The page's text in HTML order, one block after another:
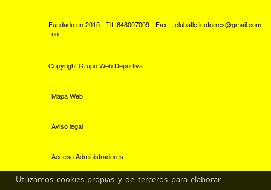
Fundado en 2015 Tlf: 648007009 Fax:
clubatleticotorres@gmail.com
no
CopyrightGrupo Web Deportiva
Mapa Web
Aviso legal
Acceso Administradores
Utilizamos cookies propias y de terceros para elaborar